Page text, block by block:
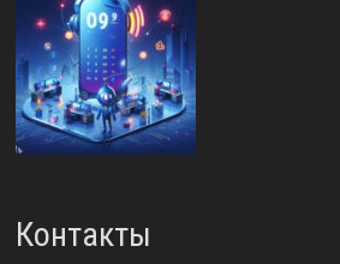
Контакты